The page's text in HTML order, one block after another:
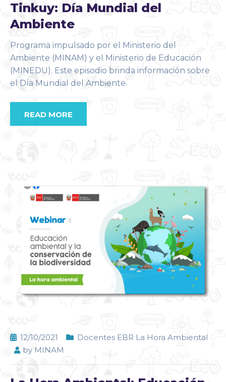
Tinkuy: Día Mundial del
Ambiente
Programa impulsado por el Ministerio del
Ambiente (MINAM) y el Ministerio de Educación
(MINEDU). Este episodio brinda información sobre
el Día Mundial del Ambiente.
READ MORE
12/10/2021
Docentes EBR La Hora Ambiental
by MINAM